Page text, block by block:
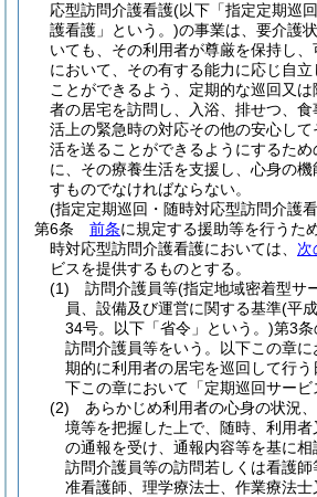
応型訪問介護看護(以下「指定定期巡
護看護」という。)の事業は、要介護
いても、その利用者が尊厳を保持し
において、その有する能力に応じ自
ことができるよう、定期的な巡回又
者の居宅を訪問し、入浴、排せつ、
活上の緊急時の対応その他の安心し
活を送ることができるようにするた
に、その療養生活を支援し、心身の
すものでなければならない。
(指定定期巡回・随時対応型訪問介護
第6条
前条に規定する援助等を行うた
時対応型訪問介護看護においては、 次
ビスを提供するものとする。
(1)
訪問介護員等(指定地域密着型サ
員、設備及び運営に関する基準(平
34号。以下「省令」という。)第3条
訪問介護員等をいう。以下この章に
期的に利用者の居宅を巡回して行
下この章において「定期巡回サービ
(2)
あらかじめ利用者の心身の状況
境等を把握した上で、随時、利用
の通報を受け、通報内容等を基に
訪問介護員等の訪問若しくは看護師
准看護師、理学療法士、作業療法